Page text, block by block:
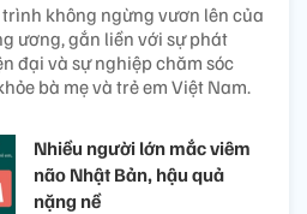
không ngừng vươn lên của
ương, gắn liền với sự phát
đại và sự nghiệp chăm sóc
bà mẹ và trẻ em Việt Nam.
Nhiều người lớn mắc viêm
não Nhật Bản, hậu quả
nặng nề